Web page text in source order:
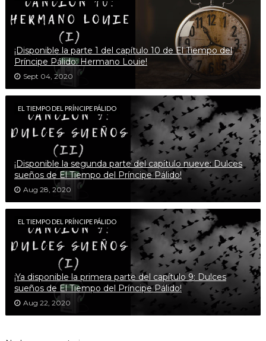
¡Disponible la parte 1 del capítulo 10 de El Tiempo del
Príncipe Pálido: Hermano Louie!
Sept 04, 2020
EL TIEMPO DEL PRÍNCIPE PÁLIDO
¡Disponible la segunda parte del capítulo nueve: Dulces
sueños de El Tiempo del Príncipe Pálido!
Aug 28, 2020
EL TIEMPO DEL PRÍNCIPE PÁLIDO
¡Ya disponible la primera parte del capítulo 9: Dulces
sueños de El Tiempo del Príncipe Pálido!
Aug 22, 2020